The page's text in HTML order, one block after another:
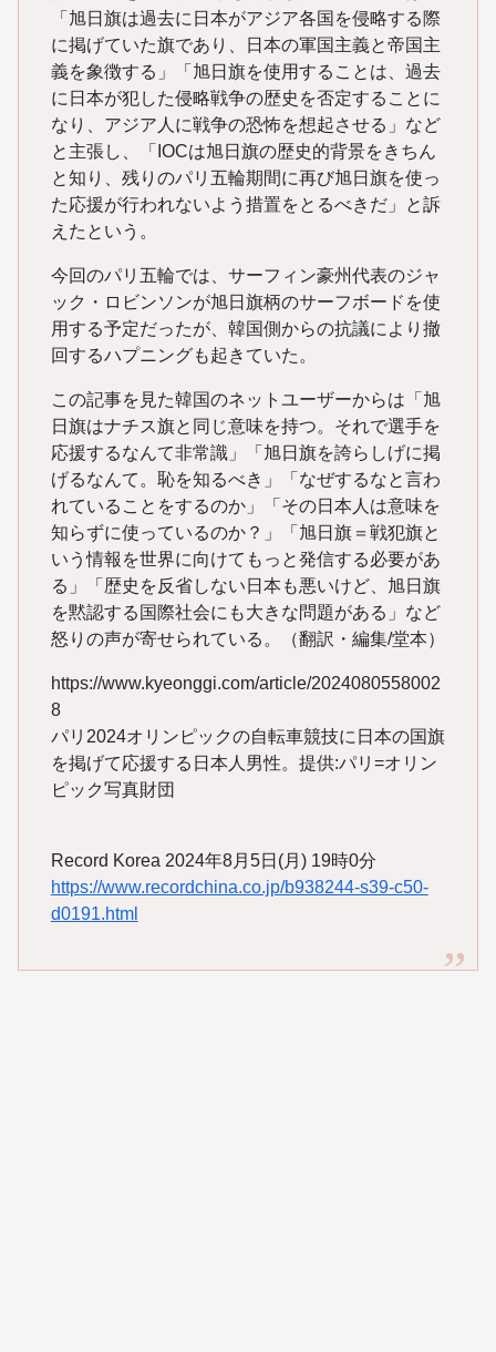
「旭日旗は過去に日本がアジア各国を侵略する際
に掲げていた旗であり、日本の軍国主義と帝国主
義を象徴する」「旭日旗を使用することは、過去
に日本が犯した侵略戦争の歴史を否定することに
なり、アジア人に戦争の恐怖を想起させる」など
と主張し、「IOCは旭日旗の歴史的背景をきちん
と知り、残りのパリ五輪期間に再び旭日旗を使っ
た応援が行われないよう措置をとるべきだ」と訴
えたという。
今回のパリ五輪では、サーフィン豪州代表のジャ
ック・ロビンソンが旭日旗柄のサーフボードを使
用する予定だったが、韓国側からの抗議により撤
回するハプニングも起きていた。
この記事を見た韓国のネットユーザーからは「旭
日旗はナチス旗と同じ意味を持つ。それで選手を
応援するなんて非常識」「旭日旗を誇らしげに掲
げるなんて。恥を知るべき」「なぜするなと言わ
れていることをするのか」「その日本人は意味を
知らずに使っているのか？」「旭日旗＝戦犯旗と
いう情報を世界に向けてもっと発信する必要があ
る」「歴史を反省しない日本も悪いけど、旭日旗
を黙認する国際社会にも大きな問題がある」など
怒りの声が寄せられている。（翻訳・編集/堂本）
https://www.kyeonggi.com/article/2024080558002
8
パリ2024オリンピックの自転車競技に日本の国旗
を掲げて応援する日本人男性。提供:パリ=オリン
ピック写真財団
Record Korea 2024年8月5日(月) 19時0分
https://www.recordchina.co.jp/b938244-s39-c50-
d0191.html